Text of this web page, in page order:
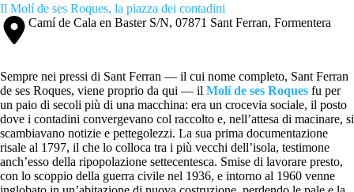
Il Molí de ses Roques, la piazza dei contadini
Camí de Cala en Baster S/N, 07871 Sant Ferran, Formentera
Sempre nei pressi di Sant Ferran — il cui nome completo, Sant Ferran
de ses Roques, viene proprio da qui — il Molí de ses Roques fu per
un paio di secoli più di una macchina: era un crocevia sociale, il posto
dove i contadini convergevano col raccolto e, nell’attesa di macinare, si
scambiavano notizie e pettegolezzi. La sua prima documentazione
risale al 1797, il che lo colloca tra i più vecchi dell’isola, testimone
anch’esso della ripopolazione settecentesca. Smise di lavorare presto,
con lo scoppio della guerra civile nel 1936, e intorno al 1960 venne